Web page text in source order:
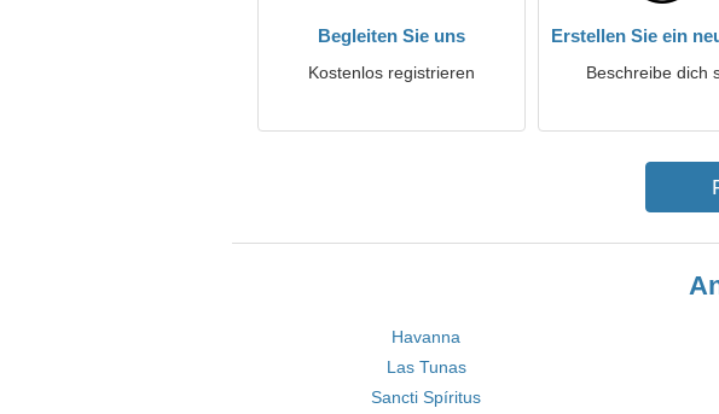
Begleiten Sie uns
Kostenlos registrieren
Erstellen Sie ein
Beschreibe dich
Havanna
Las Tunas
Sancti Spíritus